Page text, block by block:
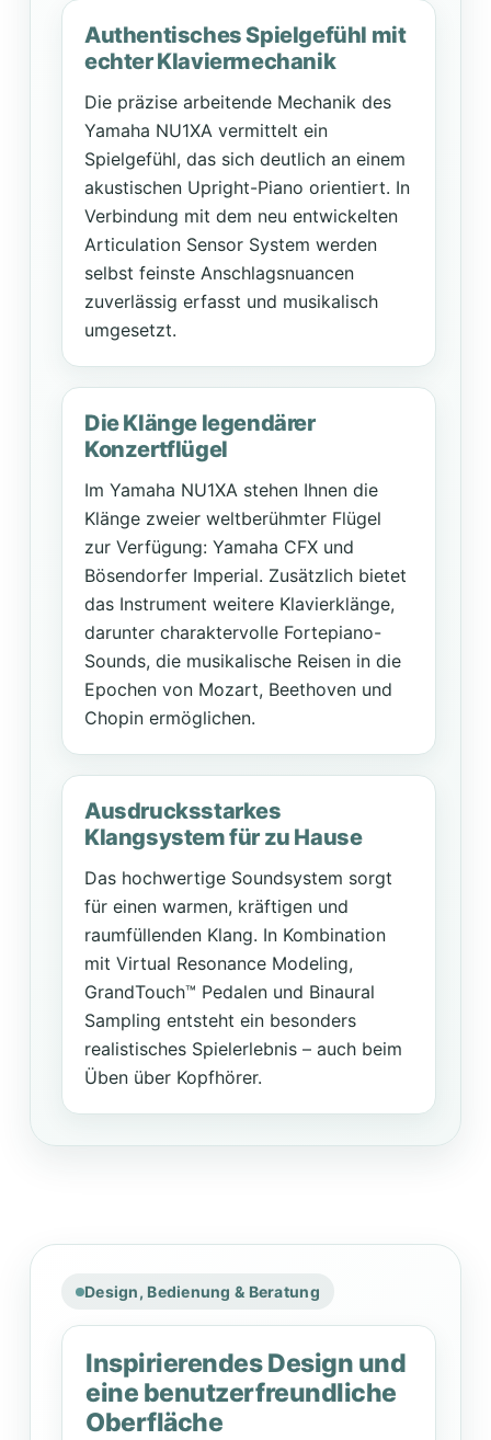
Authentisches Spielgefühl mit
echter Klaviermechanik
Die präzise arbeitende Mechanik des
Yamaha NU1XA vermittelt ein
Spielgefühl, das sich deutlich an einem
akustischen Upright-Piano orientiert. In
Verbindung mit dem neu entwickelten
Articulation Sensor System werden
selbst feinste Anschlagsnuancen
zuverlässig erfasst und musikalisch
umgesetzt.
Die Klänge legendärer
Konzertflügel
Im Yamaha NU1XA stehen Ihnen die
Klänge zweier weltberühmter Flügel
zur Verfügung: Yamaha CFX und
Bösendorfer Imperial. Zusätzlich bietet
das Instrument weitere Klavierklänge,
darunter charaktervolle Fortepiano-
Sounds, die musikalische Reisen in die
Epochen von Mozart, Beethoven und
Chopin ermöglichen.
Ausdrucksstarkes
Klangsystem für zu Hause
Das hochwertige Soundsystem sorgt
für einen warmen, kräftigen und
raumfüllenden Klang. In Kombination
mit Virtual Resonance Modeling,
GrandTouch™ Pedalen und Binaural
Sampling entsteht ein besonders
realistisches Spielerlebnis – auch beim
Üben über Kopfhörer.
Design, Bedienung & Beratung
Inspirierendes Design und
eine benutzerfreundliche
Oberfläche